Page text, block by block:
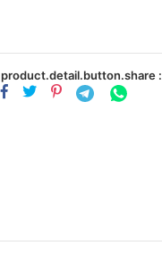
product.detail.button.share :